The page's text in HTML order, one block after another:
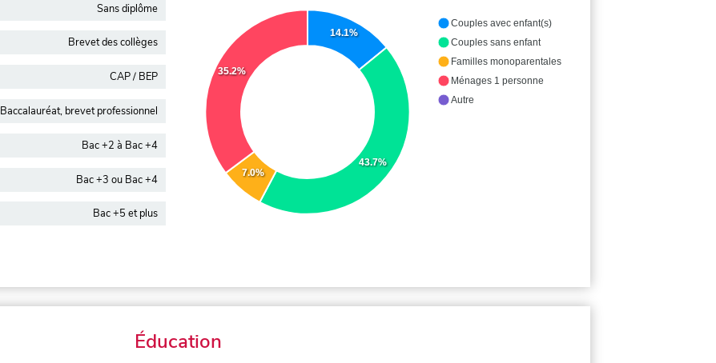
Sans diplôme
Brevet des collèges
CAP / BEP
Baccalauréat, brevet professionnel
Bac +2 à Bac +4
Bac +3 ou Bac +4
Bac +5 et plus
14.1%
43.7%
7.0%
35.2%
Couples avec enfant(s)
Couples sans enfant
Familles monoparentales
Ménages 1 personne
Autre
Éducation